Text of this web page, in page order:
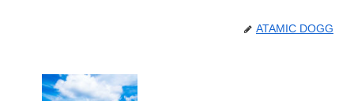
ATAMIC DOGG